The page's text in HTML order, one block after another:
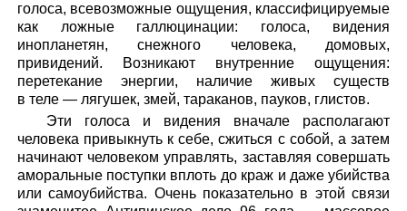
голоса, всевозможные ощущения, классифицируемые
как ложные галлюцинации: голоса, видения
инопланетян, снежного человека, домовых,
привидений. Возникают внутренние ощущения:
перетекание энергии, наличие живых существ
в теле — лягушек, змей, тараканов, пауков, глистов.
Эти голоса и видения вначале располагают
человека привыкнуть к себе, сжиться с собой, а затем
начинают человеком управлять, заставляя совершать
аморальные поступки вплоть до краж и даже убийства
или самоубийства. Очень показательно в этой связи